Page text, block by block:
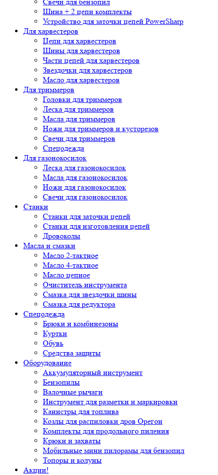
Шина + 2 цепи комплекты
Устройство для заточки цепей PowerSharp
Для харвестеров
Цепи для харвестеров
Шины для харвестеров
Части цепей для харвестеров
Звездочки для харвестеров
Масло для харвестеров
Для триммеров
Головки для триммеров
Леска для триммеров
Масла для триммеров
Ножи для триммеров и кусторезов
Свечи для триммеров
Спецодежда
Для газонокосилок
Леска для газонокосилок
Масла для газонокосилок
Ножи для газонокосилок
Свечи для газонокосилок
Станки
Cтанки для заточки цепей
Станки для изготовления цепей
Дровоколы
Масла и смазки
Масло 2-тактное
Масло 4-тактное
Масло цепное
Очиститель инструмента
Смазка для звездочки шины
Смазка для редуктора
Спецодежда
Брюки и комбинезоны
Куртки
Обувь
Средства защиты
Оборудование
Аккумуляторный инструмент
Бензопилы
Валочные рычаги
Инструмент для разметки и маркировки
Канистры для топлива
Козлы для распиловки дров Орегон
Комплекты для продольного пиления
Крюки и захваты
Мобильные мини пилорамы для бензопил
Топоры и колуны
Акции!